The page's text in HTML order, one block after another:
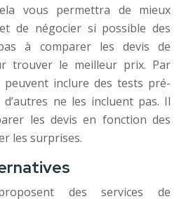
vous permettra de mieux
de négocier si possible des
à comparer les devis de
trouver le meilleur prix. Par
inclure des tests pré-
ne les incluent pas. Il
les devis en fonction des
les surprises.
des services de